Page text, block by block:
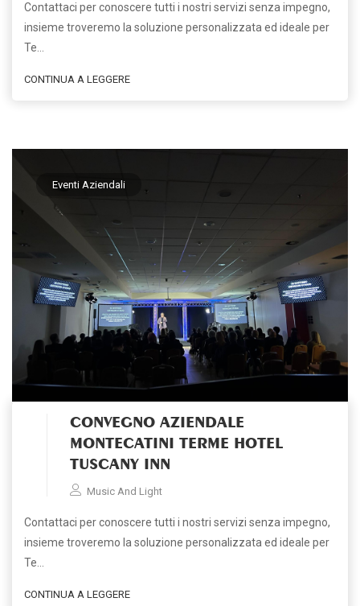
Contattaci per conoscere tutti i nostri servizi senza impegno,
insieme troveremo la soluzione personalizzata ed ideale per
Te…
CONTINUA A LEGGERE
Eventi Aziendali
CONVEGNO AZIENDALE
MONTECATINI TERME HOTEL
TUSCANY INN
Music And Light
Contattaci per conoscere tutti i nostri servizi senza impegno,
insieme troveremo la soluzione personalizzata ed ideale per
Te…
CONTINUA A LEGGERE